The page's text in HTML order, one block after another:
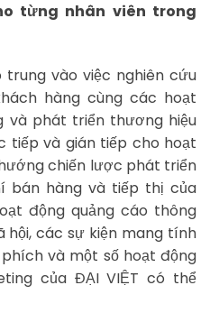
từng nhân viên trong
vào việc nghiên cứu
hàng cùng các hoạt
và phát triển thương hiệu
và gián tiếp cho hoạt
chiến lược phát triển
bán hàng và tiếp thị của
động quảng cáo thông
hội, các sự kiện mang tính
và một số hoạt động
của ĐẠI VIỆT có thể